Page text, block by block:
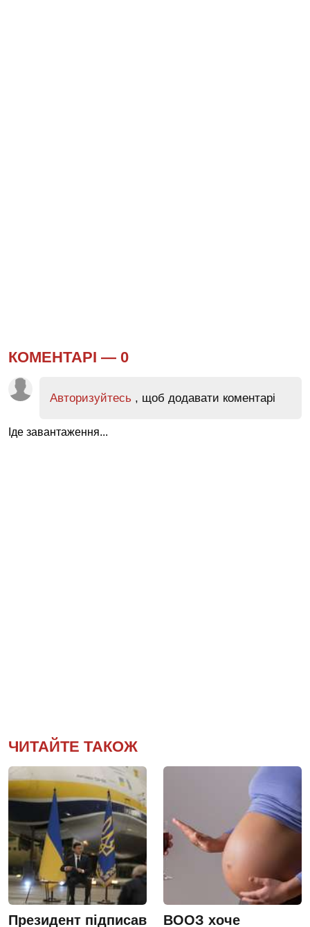
КОМЕНТАРІ — 0
Авторизуйтесь , щоб додавати коментарі
Іде завантаження...
ЧИТАЙТЕ ТАКОЖ
Президент підписав ВООЗ хоче